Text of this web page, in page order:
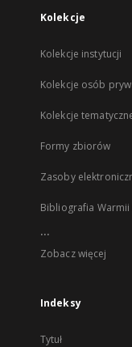
Kolekcje
Kolekcje instytucji
Kolekcje osób
Kolekcje
Formy zbiorów
Zasoby
Bibliografia Warmii
...
Zobacz więcej
Indeksy
Tytuł